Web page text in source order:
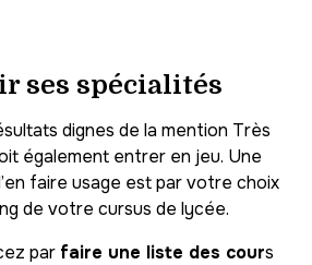
ses spécialités
dignes de la mention Très
également entrer en jeu. Une
faire usage est par votre choix
de votre cursus de lycée.
par faire une liste des cours